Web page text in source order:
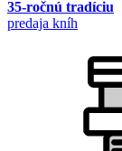
35-ročnú tradíciu
predaja kníh